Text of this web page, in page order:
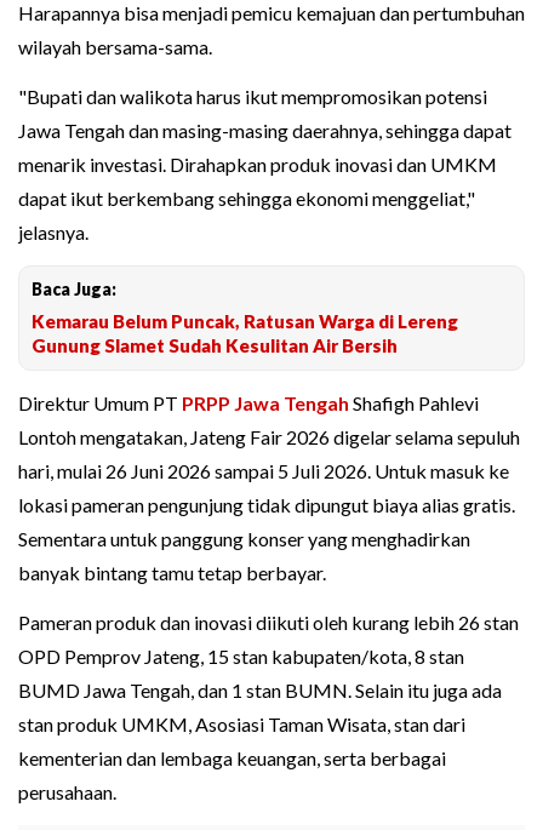
Harapannya bisa menjadi pemicu kemajuan dan pertumbuhan
wilayah bersama-sama.
"Bupati dan walikota harus ikut mempromosikan potensi
Jawa Tengah dan masing-masing daerahnya, sehingga dapat
menarik investasi. Dirahapkan produk inovasi dan UMKM
dapat ikut berkembang sehingga ekonomi menggeliat,"
jelasnya.
Baca Juga:
Kemarau Belum Puncak, Ratusan Warga di Lereng
Gunung Slamet Sudah Kesulitan Air Bersih
Direktur Umum PT PRPP Jawa Tengah Shafigh Pahlevi
Lontoh mengatakan, Jateng Fair 2026 digelar selama sepuluh
hari, mulai 26 Juni 2026 sampai 5 Juli 2026. Untuk masuk ke
lokasi pameran pengunjung tidak dipungut biaya alias gratis.
Sementara untuk panggung konser yang menghadirkan
banyak bintang tamu tetap berbayar.
Pameran produk dan inovasi diikuti oleh kurang lebih 26 stan
OPD Pemprov Jateng, 15 stan kabupaten/kota, 8 stan
BUMD Jawa Tengah, dan 1 stan BUMN. Selain itu juga ada
stan produk UMKM, Asosiasi Taman Wisata, stan dari
kementerian dan lembaga keuangan, serta berbagai
perusahaan.